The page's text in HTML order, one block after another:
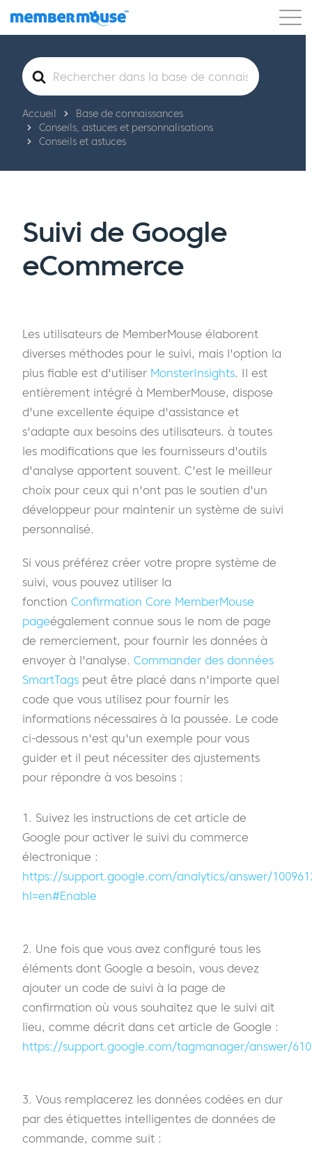
Caractéristiques Clients Tarification
Commencer
Rechercher
Accueil
Base de connaissances
Conseils, astuces et personnalisations
Conseils et astuces
Suivi de Google
eCommerce
Les utilisateurs de MemberMouse élaborent
diverses méthodes pour le suivi, mais l'option la
plus fiable est d'utiliser MonsterInsights. Il est
entièrement intégré à MemberMouse, dispose
d'une excellente équipe d'assistance et
s'adapte aux besoins des utilisateurs. à toutes
les modifications que les fournisseurs d'outils
d'analyse apportent souvent. C'est le meilleur
choix pour ceux qui n'ont pas le soutien d'un
développeur pour maintenir un système de suivi
personnalisé.
Si vous préférez créer votre propre système de
suivi, vous pouvez utiliser la
fonction Confirmation Core MemberMouse
pageégalement connue sous le nom de page
de remerciement, pour fournir les données à
envoyer à l'analyse. Commander des données
SmartTags peut être placé dans n'importe quel
code que vous utilisez pour fournir les
informations nécessaires à la poussée. Le code
ci-dessous n'est qu'un exemple pour vous
guider et il peut nécessiter des ajustements
pour répondre à vos besoins :
1. Suivez les instructions de cet article de
Google pour activer le suivi du commerce
électronique :
https://support.google.com/analytics/answer/
hl=en#Enable
2. Une fois que vous avez configuré tous les
éléments dont Google a besoin, vous devez
ajouter un code de suivi à la page de
confirmation où vous souhaitez que le suivi ait
lieu, comme décrit dans cet article de Google :
https://support.google.com/tagmanager/answer/
3. Vous remplacerez les données codées en dur
par des étiquettes intelligentes de données de
commande, comme suit :